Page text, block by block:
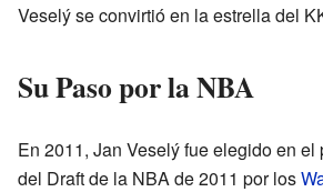
Veselý se convirtió en la estrella del
Su Paso por la NBA
En 2011, Jan Veselý fue elegido en el
del Draft de la NBA de 2011 por los